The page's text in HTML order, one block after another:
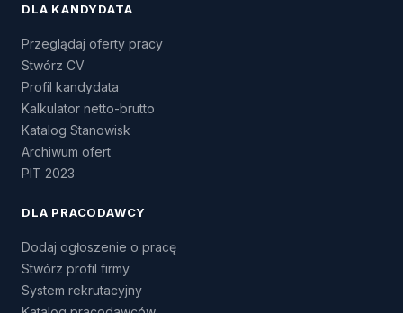
DLA KANDYDATA
Przeglądaj oferty pracy
Stwórz CV
Profil kandydata
Kalkulator netto-brutto
Katalog Stanowisk
Archiwum ofert
PIT 2023
DLA PRACODAWCY
Dodaj ogłoszenie o pracę
Stwórz profil firmy
System rekrutacyjny